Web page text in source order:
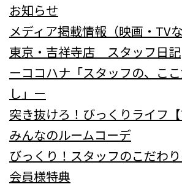
お知らせ
メディア掲載情報（映画・TVな
東京・吉祥寺店 スタッフ日記
ーココハナ「スタッフの、こ
し」ー
突き抜けろ！びっくりライフ【
みんなのルームコーデ
びっくり！スタッフのこだわ
会員様特典